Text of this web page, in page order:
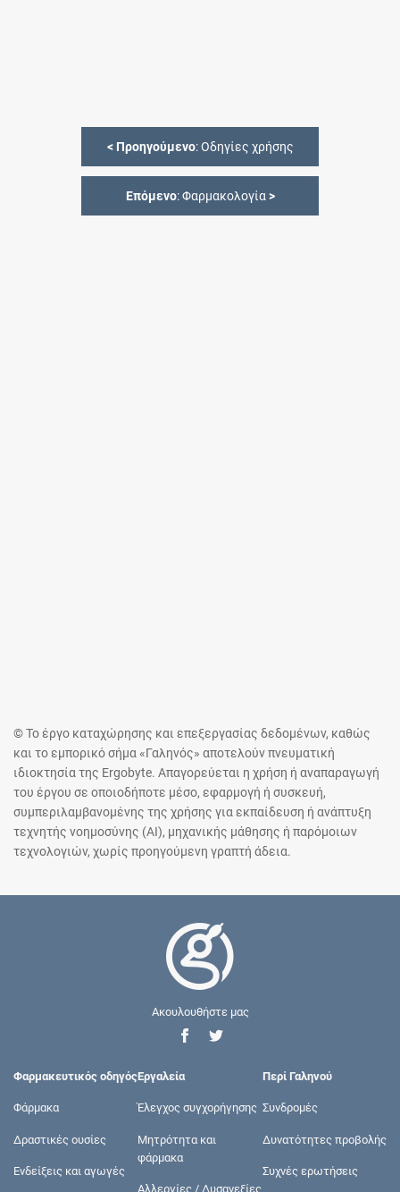
< Προηγούμενο: Οδηγίες χρήσης
Επόμενο: Φαρμακολογία>
© Το έργο καταχώρησης και επεξεργασίας δεδομένων, καθώς
και το εμπορικό σήμα «Γαληνός» αποτελούν πνευματική
ιδιοκτησία της Ergobyte. Απαγορεύεται η χρήση ή αναπαραγωγή
του έργου σε οποιοδήποτε μέσο, εφαρμογή ή συσκευή,
συμπεριλαμβανομένης της χρήσης για εκπαίδευση ή ανάπτυξη
τεχνητής νοημοσύνης (AI), μηχανικής μάθησης ή παρόμοιων
τεχνολογιών, χωρίς προηγούμενη γραπτή άδεια.
Ακουλουθήστε μας
Φαρμακευτικός οδηγός
Φάρμακα
Δραστικές ουσίες
Ενδείξεις και αγωγές
Εργαλεία
Έλεγχος συγχορήγησης
Μητρότητα και
φάρμακα
Αλλεργίες / Δυσανεξίες
Περί Γαληνού
Συνδρομές
Δυνατότητες προβολής
Συχνές ερωτήσεις